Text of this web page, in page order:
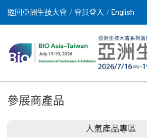
返回亞洲生技大會 會員登入 English
參展商產品
人氣產品專區